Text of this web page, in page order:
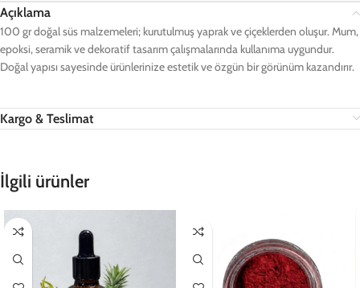
Açıklama
100 gr doğal süs malzemeleri; kurutulmuş yaprak ve çiçeklerden oluşur. Mum,
epoksi, seramik ve dekoratif tasarım çalışmalarında kullanıma uygundur.
Doğal yapısı sayesinde ürünlerinize estetik ve özgün bir görünüm kazandırır.
Kargo & Teslimat
İlgili ürünler